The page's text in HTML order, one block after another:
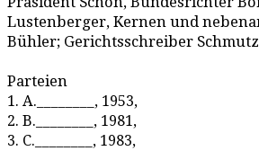
Lustenberger, Kernen und
Bühler; Gerichtsschreiber Schmutz
Parteien
1. A.________, 1953,
2. B.________, 1981,
3. C.________, 1983,